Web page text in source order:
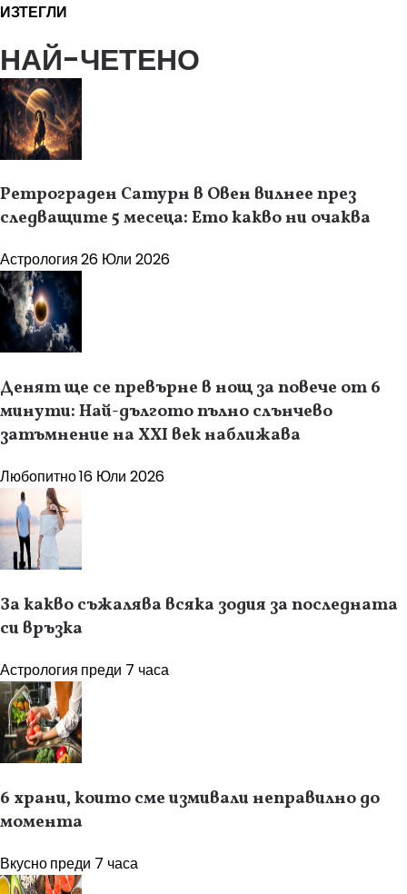
ИЗТЕГЛИ
НАЙ-ЧЕТЕНО
Ретрограден Сатурн в Овен вилнее през
следващите 5 месеца: Ето какво ни очаква
Астрология26 Юли 2026
Денят ще се превърне в нощ за повече от 6
минути: Най-дългото пълно слънчево
затъмнение на XXI век наближава
Любопитно16 Юли 2026
За какво съжалява всяка зодия за последната
си връзка
Астрология преди 7 часа
6 храни, които сме измивали неправилно до
момента
Вкуснопреди 7 часа